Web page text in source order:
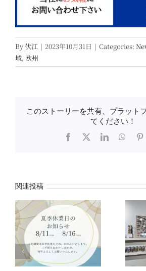
By伏江 | 2023年10月31日 | Categories:
域, 欧州
このストーリーを共有、プラット
てください！
Facebook LinkedIn
関連投稿